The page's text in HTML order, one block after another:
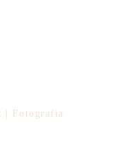
| Fotografia